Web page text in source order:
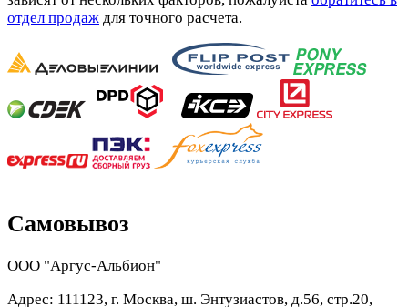
отдел продаж для точного расчета.
Самовывоз
ООО "Аргус-Альбион"
Адрес: 111123, г. Москва, ш. Энтузиастов, д.56, стр.20,